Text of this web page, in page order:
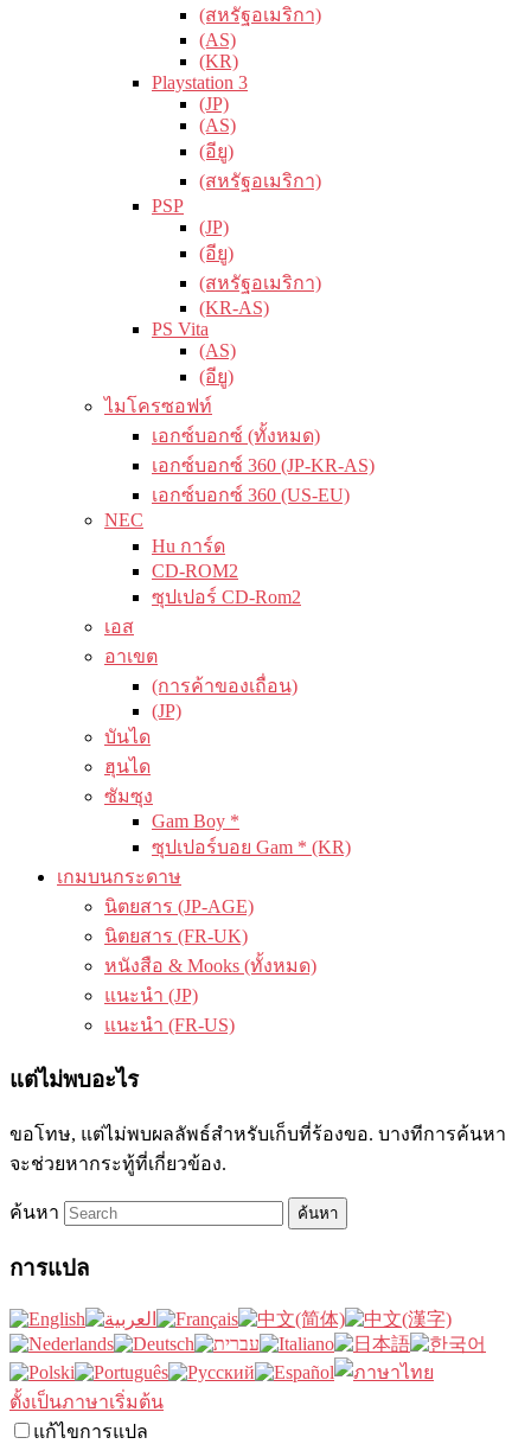
(สหรัฐอเมริกา)
(AS)
(KR)
Playstation 3
(JP)
(AS)
(อียู)
(สหรัฐอเมริกา)
PSP
(JP)
(อียู)
(สหรัฐอเมริกา)
(KR-AS)
PS Vita
(AS)
(อียู)
ไมโครซอฟท์
เอกซ์บอกซ์ (ทั้งหมด)
เอกซ์บอกซ์ 360 (JP-KR-AS)
เอกซ์บอกซ์ 360 (US-EU)
NEC
Hu การ์ด
CD-ROM2
ซุปเปอร์ CD-Rom2
เอส
อาเขต
(การค้าของเถื่อน)
(JP)
บันได
ฮุนได
ซัมซุง
Gam Boy *
ซุปเปอร์บอย Gam * (KR)
เกมบนกระดาษ
นิตยสาร (JP-AGE)
นิตยสาร (FR-UK)
หนังสือ & Mooks (ทั้งหมด)
แนะนำ (JP)
แนะนำ (FR-US)
แต่ไม่พบอะไร
ขอโทษ, แต่ไม่พบผลลัพธ์สำหรับเก็บที่ร้องขอ. บางทีการค้นหา
จะช่วยหากระทู้ที่เกี่ยวข้อง.
ค้นหา
การแปล
ตั้งเป็นภาษาเริ่มต้น
แก้ไขการแปล